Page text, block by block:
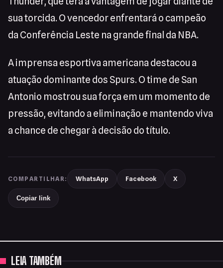
sua torcida. O vencedor enfrentará o campeão
da Conferência Leste na grande final da NBA.
A imprensa esportiva americana destacou a
atuação dominante dos Spurs. O time de San
Antonio mostrou sua força em um momento de
pressão, evitando a eliminação e mantendo viva
a chance de chegar à decisão do título.
COMPARTILHAR: WhatsApp Facebook X
Copiar link
LEIA TAMBÉM